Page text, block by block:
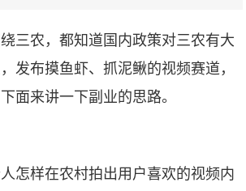
农，都知道国内政策对三农有大
发布摸鱼虾、抓泥鳅的视频赛道，
面来讲一下副业的思路。
样在农村拍出用户喜欢的视频内